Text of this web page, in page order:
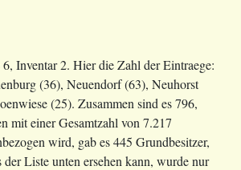
Inventar 2. Hier die Zahl der Eintraege:
(36), Neuendorf (63), Neuhorst
(25). Zusammen sind es 796,
mit einer Gesamtzahl von 7.217
wird, gab es 445 Grundbesitzer,
Liste unten ersehen kann, wurde nur